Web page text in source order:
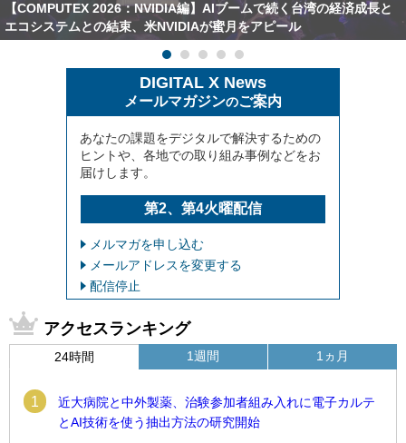
【COMPUTEX 2026：NVIDIA編】AIブームで続く台湾の経済成長と
エコシステムとの結束、米NVIDIAが蜜月をアピール
DIGITAL X News
メールマガジンのご案内
あなたの課題をデジタルで解決するための
ヒントや、各地での取り組み事例などをお
届けします。
第2、第4火曜配信
メルマガを申し込む
メールアドレスを変更する
配信停止
アクセスランキング
24時間
1
近大病院と中外製薬、治験参加者組み入れに電子カルテ
とAI技術を使う抽出方法の研究開始
1週間 1ヵ月